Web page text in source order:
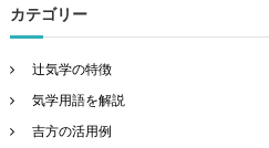
ビ
ゲ
ー
象
:
カテゴリー
辻気学の特徴
気学用語を解説
吉方の活用例